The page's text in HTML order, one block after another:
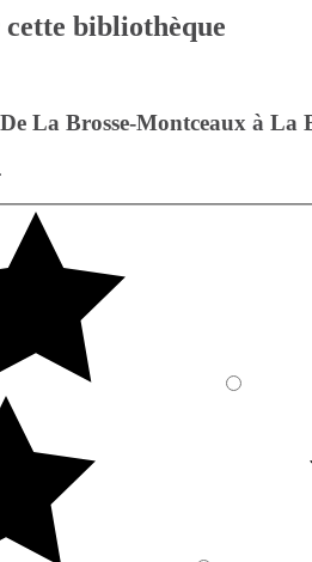
cette bibliothèque
La Brosse-Montceaux à La